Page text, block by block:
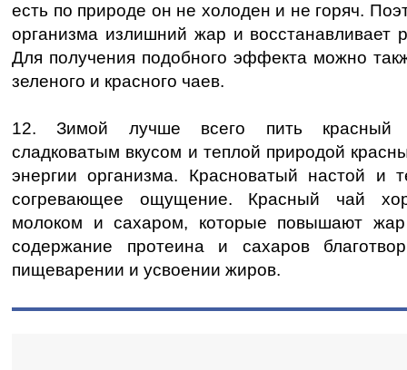
есть по природе он не холоден и не горяч.
организма излишний жар и восстанавливает
Для получения подобного эффекта можно
зеленого и красного чаев.
12. Зимой лучше всего пить красный
сладковатым вкусом и теплой природой
энергии организма. Красноватый настой и
согревающее ощущение. Красный чай
молоком и сахаром, которые повышают
содержание протеина и сахаров
пищеварении и усвоении жиров.